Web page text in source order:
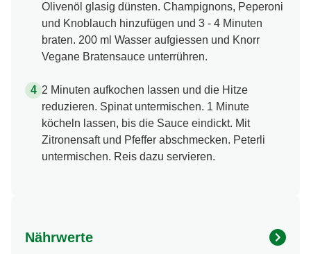
Olivenöl glasig dünsten. Champignons, Peperoni
und Knoblauch hinzufügen und 3 - 4 Minuten
braten. 200 ml Wasser aufgiessen und Knorr
Vegane Bratensauce unterrühren.
2 Minuten aufkochen lassen und die Hitze
reduzieren. Spinat untermischen. 1 Minute
köcheln lassen, bis die Sauce eindickt. Mit
Zitronensaft und Pfeffer abschmecken. Peterli
untermischen. Reis dazu servieren.
Nährwerte